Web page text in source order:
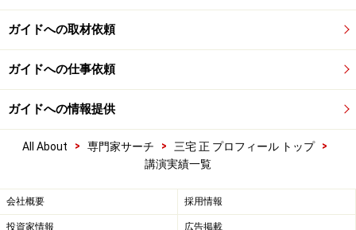
ガイドへの取材依頼
ガイドへの仕事依頼
ガイドへの情報提供
All About > 専門家サーチ > 三宅 正 プロフィール トップ
>
講演実績一覧
会社概要 採用情報
投資家情報 広告掲載